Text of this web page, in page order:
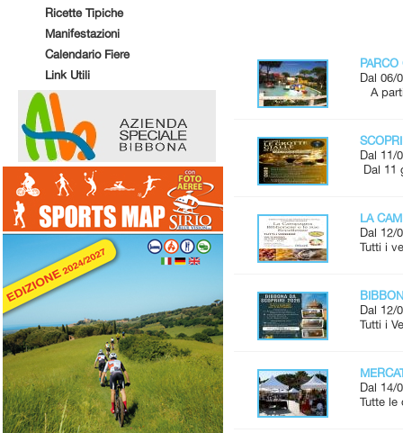
Ricette Tipiche
Manifestazioni
Calendario Fiere
Link Utili
Dal 06/
A
Dal 11/
Dal 11
LA
Dal 12/
Tutti i
Dal 12/
Tutti i
Dal 14/
Tutte le